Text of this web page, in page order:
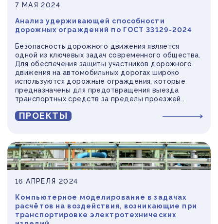
7 МАЯ 2024
Анализ удерживающей способности
дорожных ограждений по ГОСТ 33129-2024
Безопасность дорожного движения является
одной из ключевых задач современного общества.
Для обеспечения защиты участников дорожного
движения на автомобильных дорогах широко
используются дорожные ограждения, которые
предназначены для предотвращения выезда
транспортных средств за пределы проезжей
дорожно-транспортных происшествий. Важным
способности.
ПРОЕКТЫ
16 АПРЕЛЯ 2024
Компьютерное моделирование в задачах
расчётов на воздействия, возникающие при
транспортировке электротехнических